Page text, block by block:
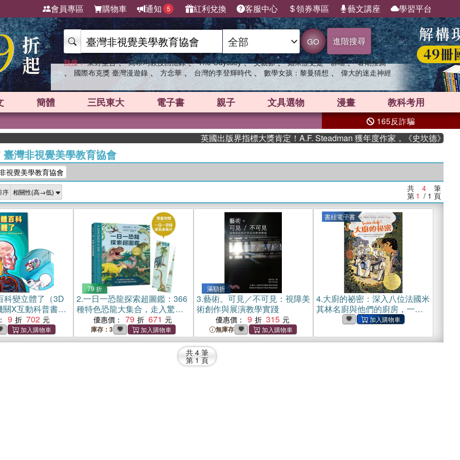
會員專區 購物車 通知 5 紅利兌換 客服中心 領券專區 藝文講座 學習平台
GO 進階搜尋
熱搜： 東野圭吾 、 高希均教授回憶錄 、 The Odyssey 、 父親節 、 如果歷史是一群喵 、 暑期推薦
、 國際布克獎 臺灣漫遊錄 、 方念華 、 台灣的李登輝時代 、 數學女孩：黎曼猜想 、 偉大的迷走神經
簡體 三民東大 電子書 親子 文具選物 漫畫 教科考用
165反詐騙
英國出版界指標大獎肯定！A.F. Steadman 獲年度作家，《史坎德》系列帶
臺灣非視覺美學教育協會
視覺美學教育協會
序 共 4 筆
第 1 / 1 頁
科變立體了（3D
X互動科普書，
部器官，層層
就像身歷其境
9 702
79 折
2.一日一恐龍探索超圖鑑：366
種特色恐龍大集合，走入驚奇
有趣的跨時空探險！〔特徵精
繪彩圖X中英名稱對照〕
優惠價： 79 671
庫存：3
滿額折
3.藝術。可見／不可見：視障美
術創作與展演教學實踐
優惠價： 9 315
無庫存
書紐電子書
4.大廚的祕密：深入八位法國米
其林名廚與他們的廚房，一個
菜鳥美食家的啟發之旅(電子書)
共 4 筆
第 1 頁